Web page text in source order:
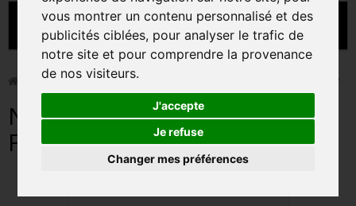
vous montrer un contenu personnalisé et des
publicités ciblées, pour analyser le trafic de
notre site et pour comprendre la provenance
de nos visiteurs.
J'accepte
Je refuse
Changer mes préférences
MENU
CARTE A JOUER
PRÉCOMMANDE FIGURINES POP
FIGURINES POP MANGA
FIGURINES POP DISNEY
FIGURINES POP MARVEL
Funko Pop! > NIKKI / SHE HULK / FIGURINE FUNKO POP
NIKKI / SHE HULK / FIGURINE
FUNKO POP